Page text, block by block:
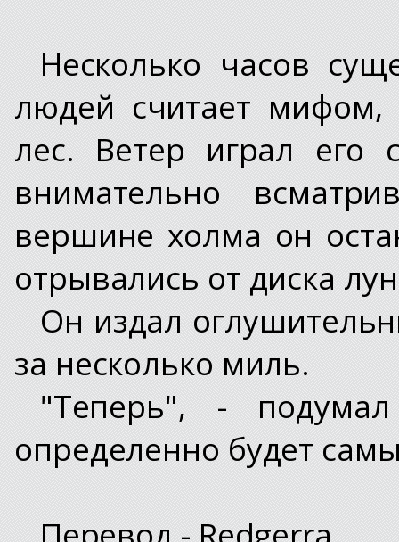
Несколько часов
людей считает
лес. Ветер играл его
внимательно
вершине холма он
отрывались от диска
Он издал
за несколько миль.
"Теперь", -
определенно будет